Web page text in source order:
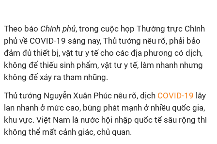
Theo báo Chính phủ, trong cuộc họp Thường trực Chính
phủ về COVID-19 sáng nay, Thủ tướng nêu rõ, phải bảo
đảm đủ thiết bị, vật tư y tế cho các địa phương có dịch,
không để thiếu sinh phẩm, vật tư y tế, làm nhanh nhưng
không để xảy ra tham nhũng.
Thủ tướng Nguyễn Xuân Phúc nêu rõ, dịch COVID-19 lây
lan nhanh ở mức cao, bùng phát mạnh ở nhiều quốc gia,
khu vực. Việt Nam là nước hội nhập quốc tế sâu rộng thì
không thể mất cảnh giác, chủ quan.